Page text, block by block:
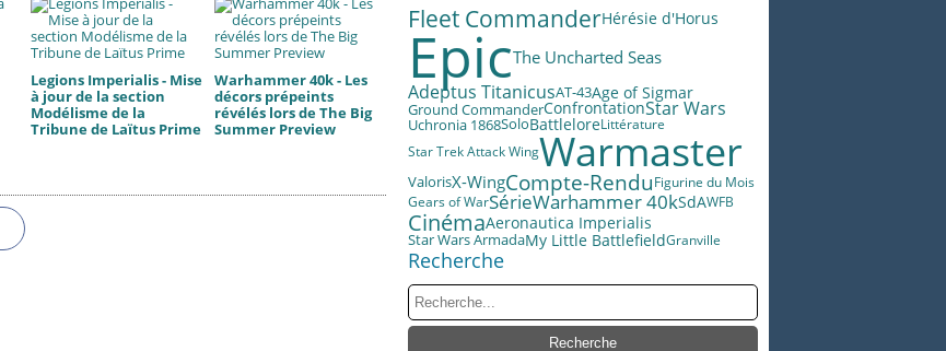
Legions Imperialis - Mise
à jour de la section
Modélisme de la
Tribune de Laïtus Prime
Warhammer 40k - Les
décors prépeints
révélés lors de The Big
Summer Preview
Fleet CommanderHérésie d'Horus
EpicThe Uncharted Seas
Adeptus TitanicusAT-43Age of Sigmar
Ground CommanderConfrontationStar Wars
Uchronia 1868SoloBattleloreLittérature
Star Trek Attack WingWarmaster
ValorisX-WingCompte-RenduFigurine du Mois
Gears of WarSérieWarhammer 40kSdAWFB
CinémaAeronautica Imperialis
Star Wars ArmadaMy Little BattlefieldGranville
Recherche